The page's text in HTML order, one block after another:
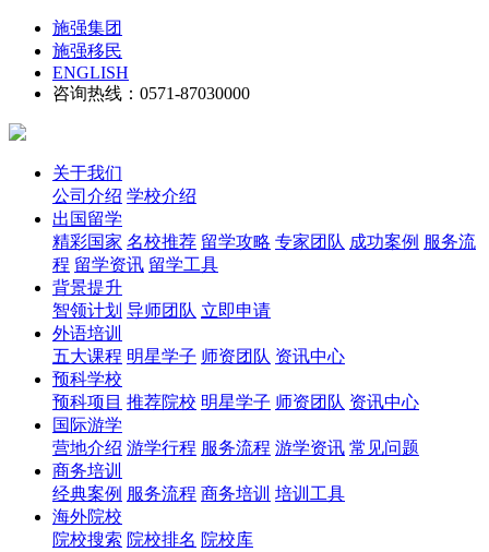
施强集团
施强移民
ENGLISH
咨询热线：0571-87030000
关于我们
公司介绍 学校介绍
出国留学
精彩国家 名校推荐 留学攻略 专家团队 成功案例 服务流
程 留学资讯 留学工具
背景提升
智领计划 导师团队 立即申请
外语培训
五大课程 明星学子 师资团队 资讯中心
预科学校
预科项目 推荐院校 明星学子 师资团队 资讯中心
国际游学
营地介绍 游学行程 服务流程 游学资讯 常见问题
商务培训
经典案例 服务流程 商务培训 培训工具
海外院校
院校搜索 院校排名 院校库